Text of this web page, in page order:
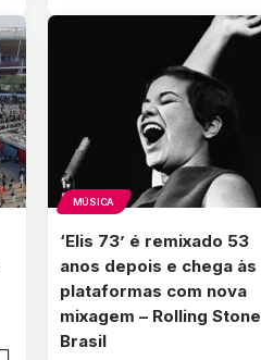
MÚSICA
‘Elis 73’ é remixado 53
anos depois e chega às
plataformas com nova
mixagem – Rolling Stone
Brasil